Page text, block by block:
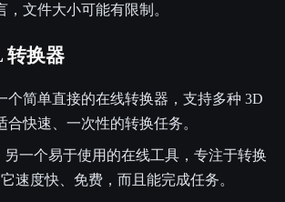
，文件大小可能有限制。
转换器
个简单直接的在线转换器，支持多种 3D
合快速、一次性的转换任务。
另一个易于使用的在线工具，专注于转换
速度快、免费，而且能完成任务。